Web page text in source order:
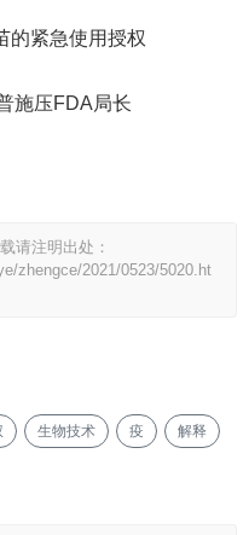
的紧急使用授权
施压FDA局长
请注明出处：
zhengce/2021/0523/5020.ht
生物技术 疫 解释